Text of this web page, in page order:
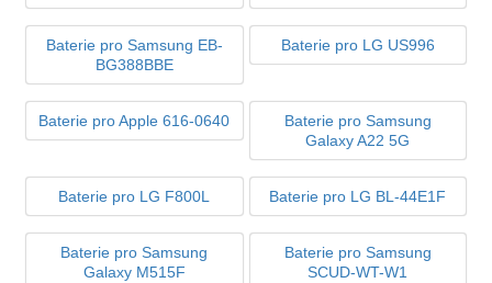
Baterie pro Samsung EB-
BG388BBE
Baterie pro LG US996
Baterie pro Apple 616-0640
Baterie pro Samsung
Galaxy A22 5G
Baterie pro LG F800L Baterie pro LG BL-44E1F
Baterie pro Samsung
Galaxy M515F
Baterie pro Samsung
SCUD-WT-W1